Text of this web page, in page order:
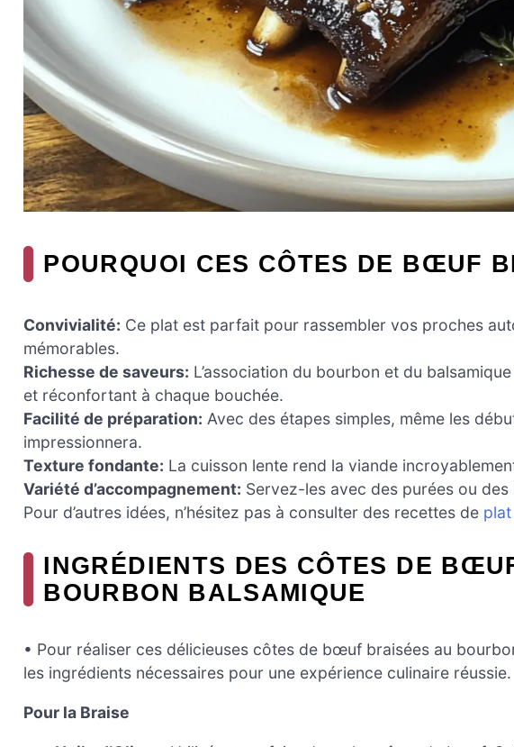
POURQUOI CES CÔTES DE BŒUF
Convivialité: Ce plat est parfait pour rassembler vos proches
mémorables.
Richesse de saveurs: L’association du bourbon et du
et réconfortant à chaque bouchée.
Facilité de préparation: Avec des étapes simples, même les
impressionnera.
Texture fondante: La cuisson lente rend la viande
Variété d’accompagnement: Servez-les avec des purées ou
Pour d’autres idées, n’hésitez pas à consulter des recettes de
INGRÉDIENTS DES CÔTES DE
BOURBON BALSAMIQUE
• Pour réaliser ces délicieuses côtes de bœuf braisées au
les ingrédients nécessaires pour une expérience culinaire réussie.
Pour la Braise